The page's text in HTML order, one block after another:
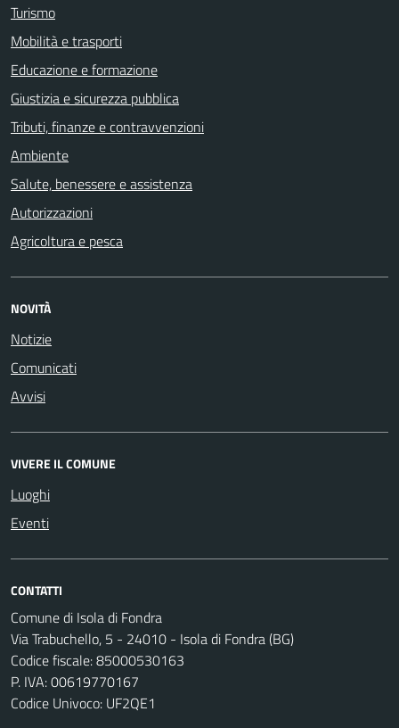
Turismo
Mobilità e trasporti
Educazione e formazione
Giustizia e sicurezza pubblica
Tributi, finanze e contravvenzioni
Ambiente
Salute, benessere e assistenza
Autorizzazioni
Agricoltura e pesca
NOVITÀ
Notizie
Comunicati
Avvisi
VIVERE IL COMUNE
Luoghi
Eventi
CONTATTI
Comune di Isola di Fondra
Via Trabuchello, 5 - 24010 - Isola di Fondra (BG)
Codice fiscale: 85000530163
P. IVA: 00619770167
Codice Univoco: UF2QE1